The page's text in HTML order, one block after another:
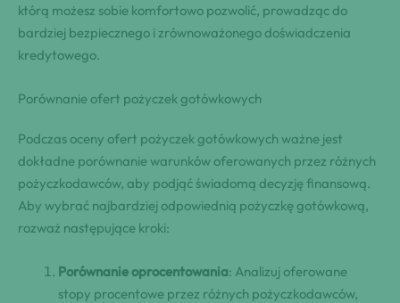
którą możesz sobie komfortowo pozwolić, prowadząc do
bardziej bezpiecznego i zrównoważonego doświadczenia
kredytowego.
Porównanie ofert pożyczek gotówkowych
Podczas oceny ofert pożyczek gotówkowych ważne jest
dokładne porównanie warunków oferowanych przez różnych
pożyczkodawców, aby podjąć świadomą decyzję finansową.
Aby wybrać najbardziej odpowiednią pożyczkę gotówkową,
rozważ następujące kroki:
Porównanie oprocentowania: Analizuj oferowane
stopy procentowe przez różnych pożyczkodawców,